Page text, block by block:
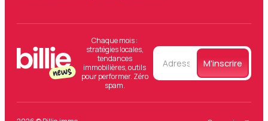
Chaque mois :
stratégies locales,
tendances
immobilières, outils
pour performer. Zéro
spam.